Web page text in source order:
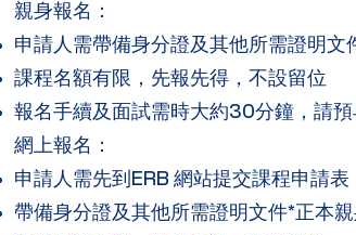
親身報名：
申請人需帶備身分證及其他所需證明文
課程名額有限，先報先得，不設留位
報名手續及面試需時大約30分鐘，請
網上報名：
申請人需先到ERB 網站提交課程申請表
帶備身分證及其他所需證明文件*正本